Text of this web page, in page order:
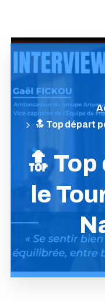
🔝 Top
le
🔝 Top départ